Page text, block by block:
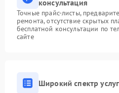
консультация
Точные прайс-листы,
ремонта, отсутствие скрытых
бесплатной консультации по
сайте
Широкий спектр услуг